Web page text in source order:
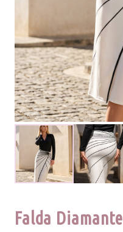
Falda Diamante